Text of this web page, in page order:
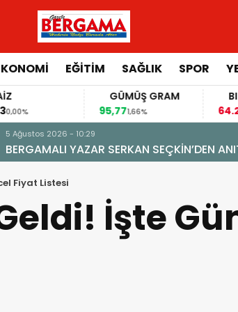
EĞİTİM SAĞLIK SPOR
GÜMÜŞ GRAM
BITCOIN
64.260,00-
KİTAP: “PERGAMON’DAN ARTVİN’E”
Fiyat Listesi
İşte